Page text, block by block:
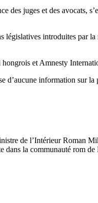
des juges et des avocats,
introduites par
et Amnesty
d’aucune information sur
de l’Intérieur Roman
dans la communauté rom